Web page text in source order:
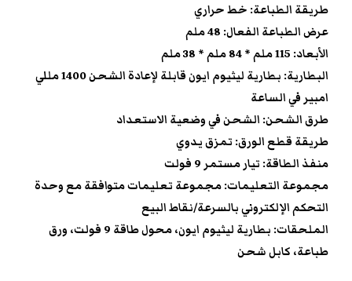
طريقة الطباعة: خط حراري
عرض الطباعة الفعال: 48 ملم
الأبعاد: 115 ملم * 84 ملم * 38 ملم
البطارية: بطارية ليثيوم ايون قابلة لإعادة الشحن 1400 مللي
امبير في الساعة
طرق الشحن: الشحن في وضعية الاستعداد
طريقة قطع الورق: تمزق يدوي
منفذ الطاقة: تيار مستمر 9 فولت
مجموعة التعليمات: مجموعة تعليمات متوافقة مع وحدة
التحكم الإلكتروني بالسرعة/نقاط البيع
الملحقات: بطارية ليثيوم ايون، محول طاقة 9 فولت، ورق
طباعة، كابل شحن